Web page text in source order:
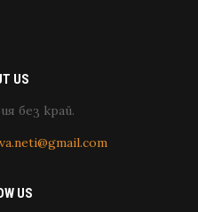
US
без край.
US